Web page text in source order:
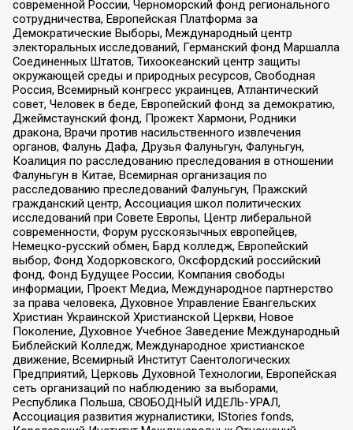
современной России, Черноморский фонд регионального
сотрудничества, Европейская Платформа за
Демократические Выборы, Международный центр
электоральных исследований, Германский фонд Маршалла
Соединенных Штатов, Тихоокеанский центр защиты
окружающей среды и природных ресурсов, Свободная
Россия, Всемирный конгресс украинцев, Атлантический
совет, Человек в беде, Европейский фонд за демократию,
Джеймстаунский фонд, Прожект Хармони, Родники
дракона, Врачи против насильственного извлечения
органов, Фалунь Дафа, Друзья Фалуньгун, Фалуньгун,
Коалиция по расследованию преследования в отношении
Фалуньгун в Китае, Всемирная организация по
расследованию преследований Фалуньгун, Пражский
гражданский центр, Ассоциация школ политических
исследований при Совете Европы, Центр либеральной
современности, Форум русскоязычных европейцев,
Немецко-русский обмен, Бард колледж, Европейский
выбор, Фонд Ходорковского, Оксфордский российский
фонд, Фонд Будущее России, Компания свободы
информации, Проект Медиа, Международное партнерство
за права человека, Духовное Управление Евангельских
Христиан Украинской Христианской Церкви, Новое
Поколение, Духовное Учебное Заведение Международный
Библейский Колледж, Международное христианское
движение, Всемирный Институт Саентологических
Предприятий, Церковь Духовной Технологии, Европейская
сеть организаций по наблюдению за выборами,
Республика Польша, СВОБОДНЫЙ ИДЕЛЬ-УРАЛ,
Ассоциация развития журналистики, IStories fonds,